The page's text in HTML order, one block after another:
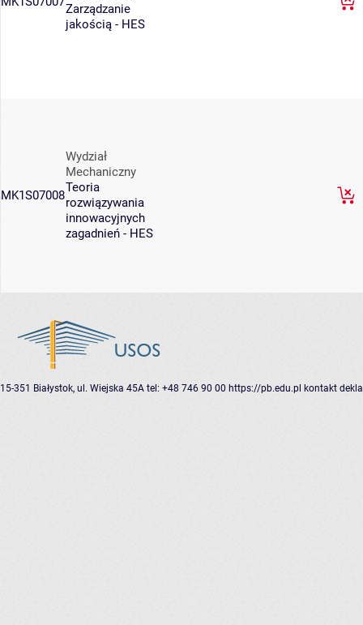
Zarządzanie
jakością - HES
MK1S07008
Wydział
Mechaniczny
Teoria
rozwiązywania
innowacyjnych
zagadnień - HES
15-351 Białystok, ul. Wiejska 45A tel: +48 746 90 00 https://pb.edu.pl kontakt